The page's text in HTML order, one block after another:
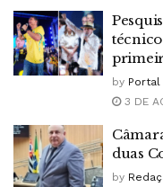
by Portal
3 DE
duas
by